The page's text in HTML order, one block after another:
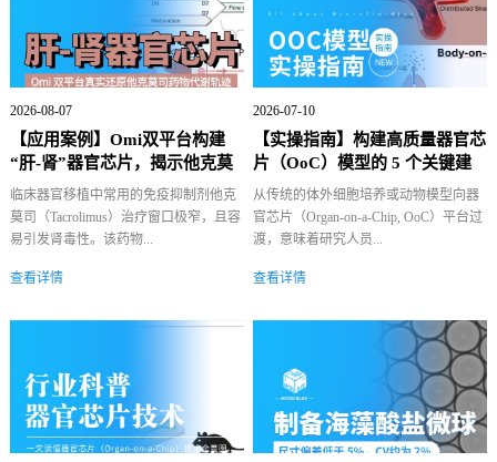
2026-08-07
【应用案例】Omi双平台构建
“肝-肾”器官芯片，揭示他克莫
司跨器...
临床器官移植中常用的免疫抑制剂他克
莫司（Tacrolimus）治疗窗口极窄，且容
易引发肾毒性。该药物...
查看详情
2026-07-10
【实操指南】构建高质量器官芯
片（OoC）模型的 5 个关键建
议
从传统的体外细胞培养或动物模型向器
官芯片（Organ-on-a-Chip, OoC）平台过
渡，意味着研究人员...
查看详情